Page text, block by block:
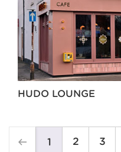
HUDO LOUNGE
1 2 3